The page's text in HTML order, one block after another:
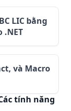
LIC bằng
.NET
và Macro
tính năng